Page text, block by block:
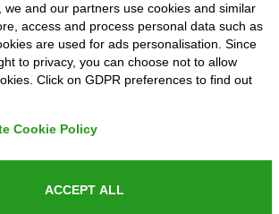
certificata UNI EN ISO 9001:2015
we and our partners use cookies and similar
access and process personal data such as
are used for ads personalisation. Since
to privacy, you can choose not to allow
Click on GDPR preferences to find out
Cookie Policy
ACCEPT ALL